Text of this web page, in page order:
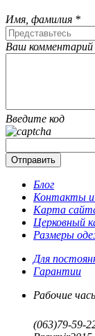
Имя, фамилия *
Ваш
Введите код
Блог
Контакты и
Карта
Церковный
Размеры
Для
Гарантии
Рабочие
(063)79-59-